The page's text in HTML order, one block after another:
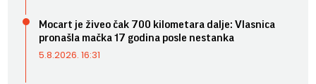
Mocart je živeo čak 700 kilometara dalje: Vlasnica
pronašla mačka 17 godina posle nestanka
5.8.2026. 16:31